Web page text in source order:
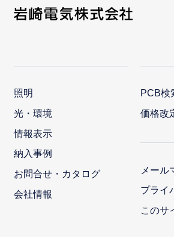
照明
光・環境
情報表示
納入事例
お問合せ・カタログ
会社情報
PCB検
価格改
メール
プライ
このサ